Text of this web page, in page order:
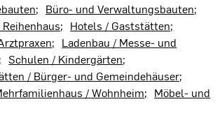
Büro- und Verwaltungsbauten
Hotels / Gaststätten
Ladenbau / Messe- und
Schulen / Kindergärten
/ Bürger- und Gemeindehäuser
/ Wohnheim
Möbel- und